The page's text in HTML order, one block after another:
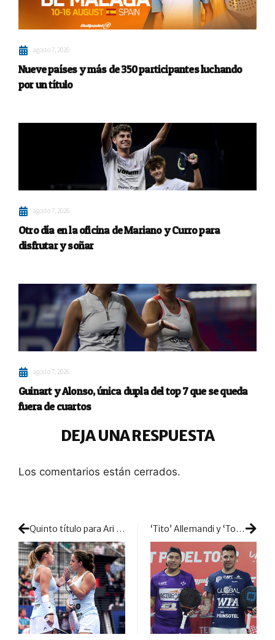
agosto 7, 2026
Nueve países y más de 350 participantes luchando
por un título
agosto 7, 2026
Otro día en la oficina de Mariano y Curro para
disfrutar y soñar
agosto 7, 2026
Guinart y Alonso, única dupla del top 7 que se queda
fuera de cuartos
DEJA UNA RESPUESTA
Los comentarios están cerrados.
Quinto título para Ari y Paula en una final concluida antes de tiempo ‘Tito’ Allemandi y ‘Tolito’ Aguirre van lanzados: ya amenazan de cerca el nº1